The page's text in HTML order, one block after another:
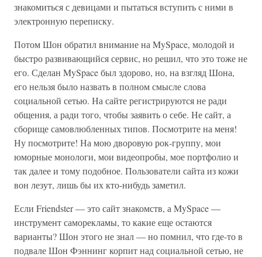
знакомиться с девицами и пытаться вступить с ними в
электронную переписку.
Потом Шон обратил внимание на MySpace, молодой и
быстро развивающийся сервис, но решил, что это тоже не
его. Сделан MySpace был здорово, но, на взгляд Шона,
его нельзя было назвать в полном смысле слова
социальной сетью. На сайте регистрируются не ради
общения, а ради того, чтобы заявить о себе. Не сайт, а
сборище самовлюбленных типов. Посмотрите на меня!
Ну посмотрите! На мою дворовую рок-группу, мои
юморные монологи, мои видеопробы, мое портфолио и
так далее и тому подобное. Пользователи сайта из кожи
вон лезут, лишь бы их кто-нибудь заметил.
Если Friendster — это сайт знакомств, а MySpace —
инструмент саморекламы, то какие еще остаются
варианты? Шон этого не знал — но помнил, что где-то в
подвале Шон Фэннинг корпит над социальной сетью, не